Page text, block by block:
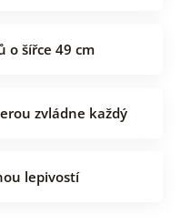
o šířce 49 cm
zvládne každý
lepivostí